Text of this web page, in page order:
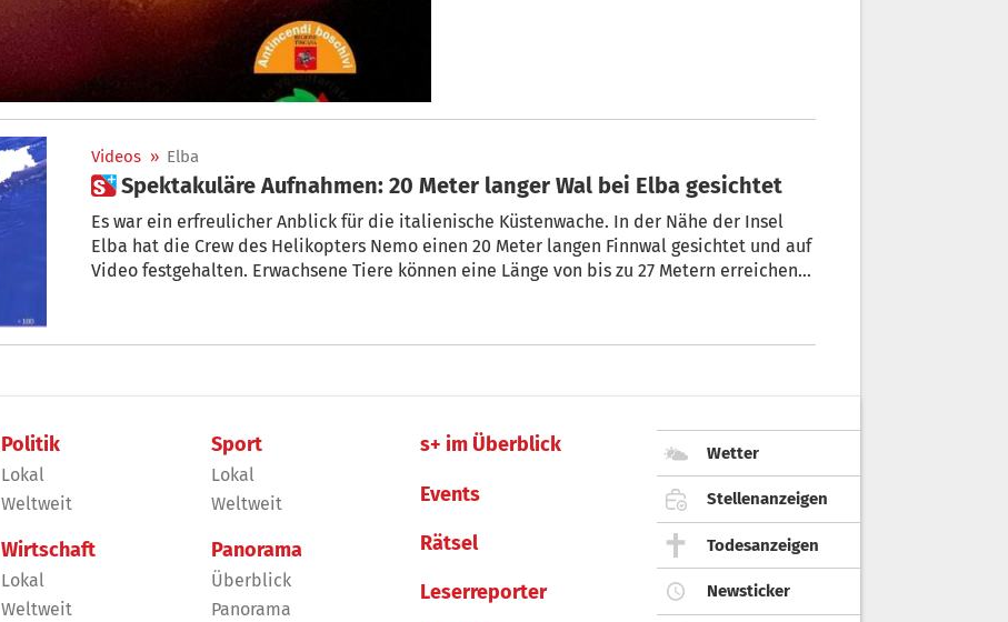
Videos » Elba
 Spektakuläre Aufnahmen: 20 Meter langer Wal bei Elba gesichtet
Es war ein erfreulicher Anblick für die italienische Küstenwache. In der Nähe der Insel
Elba hat die Crew des Helikopters Nemo einen 20 Meter langen Finnwal gesichtet und auf
Video festgehalten. Erwachsene Tiere können eine Länge von bis zu 27 Metern erreichen
auf Twitter, dass die Wale gerade zu dieser Jahreszeit beachtliche Strecken zurücklegen.
Tagen.“ Dabei handelt es sich um ein Walschutzgebiet zwischen Sardinien und den Küsten
gesichtet, 2008 konnte nur mehr ein Viertel gezählt werden. Das wird auf einen
mangelhaften Schutz der Meeressäugetiere zurückgeführt.
Politik
Lokal
Weltweit
Wirtschaft
Lokal
Weltweit
Sport
Lokal
Weltweit
Panorama
Überblick
Panorama
s+ im Überblick
Events
Rätsel
Leserreporter
Wetter
Stellenanzeigen
Todesanzeigen
Newsticker